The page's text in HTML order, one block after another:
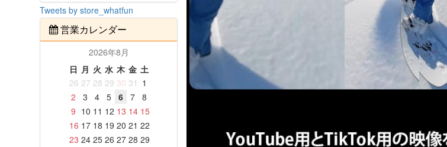
Tweets by store_whatfun
営業カレンダー
2026年8月
日 月 火 水 木 金 土
26 27 28 29 30 31 1
2
3 4 5 6 7
8
9 10 11 12 13 14 15
16 17 18 19 20 21 22
23 24 25 26 27 28 29